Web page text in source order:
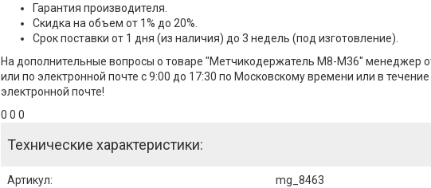
Гарантия производителя.
Скидка на объем от 1% до 20%.
Срок поставки от 1 дня (из наличия) до 3 недель (под изготовление).
На дополнительные вопросы о товаре "Метчикодержатель М8-М36" менеджер
или по электронной почте с 9:00 до 17:30 по Московскому времени или в
электронной почте!
0 0 0
Технические характеристики:
Артикул: mg_8463